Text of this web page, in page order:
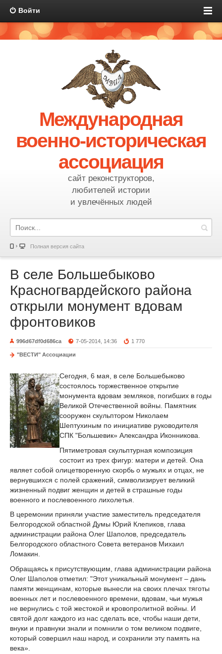
Войти
Международная
военно-историческая
ассоциация
сайт реконструкторов,
любителей истории
и увлечённых людей
Полная версия сайта
В селе Большебыково
Красногвардейского района
открыли монумент вдовам
фронтовиков
996d67df0d686ca 7-05-2014, 14:36 1 770
"ВЕСТИ" Ассоциации
Сегодня, 6 мая, в селе Большебыково
состоялось торжественное открытие
монумента вдовам земляков, погибших в годы
Великой Отечественной войны. Памятник
сооружен скульптором Николаем
Шептухиным по инициативе руководителя
СПК "Большевик» Александра Иконникова.
Пятиметровая скульптурная композиция
состоит из трех фигур: матери и детей. Она
являет собой олицетворенную скорбь о мужьях и отцах, не
вернувшихся с полей сражений, символизирует великий
жизненный подвиг женщин и детей в страшные годы
военного и послевоенного лихолетья.
В церемонии приняли участие заместитель председателя
Белгородской областной Думы Юрий Клепиков, глава
администрации района Олег Шаполов, председатель
Белгородского областного Совета ветеранов Михаил
Ломакин.
Обращаясь к присутствующим, глава администрации района
Олег Шаполов отметил: "Этот уникальный монумент – дань
памяти женщинам, которые вынесли на своих плечах тяготы
военных лет и послевоенного времени, вдовам, чьи мужья
не вернулись с той жестокой и кровопролитной войны. И
святой долг каждого из нас сделать все, чтобы наши дети,
внуки и правнуки знали и помнили о том великом подвиге,
который совершил наш народ, и сохранили эту память на
века».